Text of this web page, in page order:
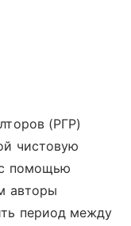
(РГР)
чистовую
с помощью
авторы
период между